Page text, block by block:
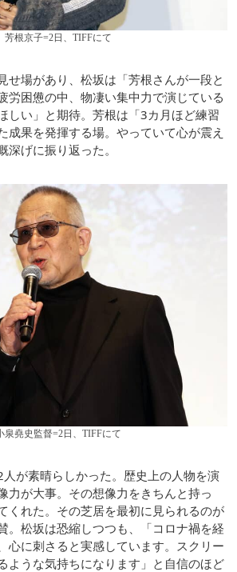
芳根京子=2日、TIFFにて
せ場があり、松坂は「芳根さんが一段と
労困憊の中、物凄い集中力で演じている
しい」と期待。芳根は「3カ月ほど練習
成果を発揮する場。やっていて心が震え
深げに振り返った。
泉堯史監督=2日、TIFFにて
が素晴らしかった。歴史上の人物を演
力が大事。その想像力をきちんと持っ
くれた。その芝居を最初に見られるのが
。松坂は恐縮しつつも、「コロナ禍を経
心に刺さると実感しています。スクリー
ような気持ちになります」と自信のほど